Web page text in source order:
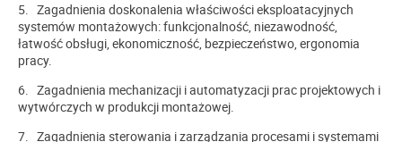
5. Zagadnienia doskonalenia właściwości eksploatacyjnych
systemów montażowych: funkcjonalność, niezawodność,
łatwość obsługi, ekonomiczność, bezpieczeństwo, ergonomia
pracy.
6. Zagadnienia mechanizacji i automatyzacji prac projektowych i
wytwórczych w produkcji montażowej.
7. Zagadnienia sterowania i zarządzania procesami i systemami